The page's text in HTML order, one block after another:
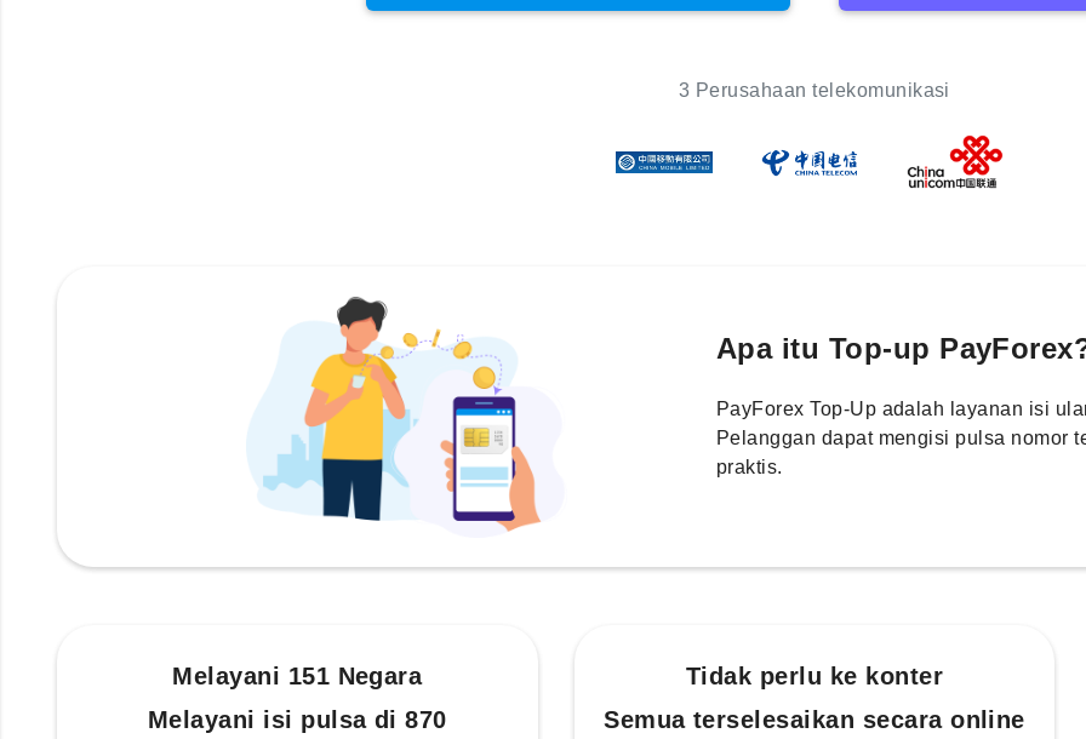
3 Perusahaan telekomunikasi
Apa itu Top-up
PayForex Top-Up adalah layanan isi
Pelanggan dapat mengisi pulsa nomor
praktis.
Melayani 151 Negara
Melayani isi pulsa di 870
Tidak perlu ke konter
Semua terselesaikan secara online